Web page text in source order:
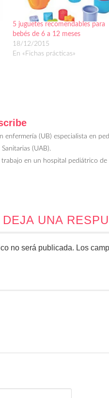
5 juguetes recomendables para
bebés de 6 a 12 meses
18/12/2015
En «Fichas prácticas»
enfermería (UB) especialista en
(UAB).
en un hospital pediátrico
DEJA UNA
no será publicada. Los